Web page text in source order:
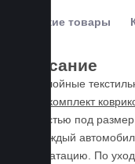
Похожие товары
Описание
Пятислойные
комплект
полностью под
под каждый
эксплуатацию. По